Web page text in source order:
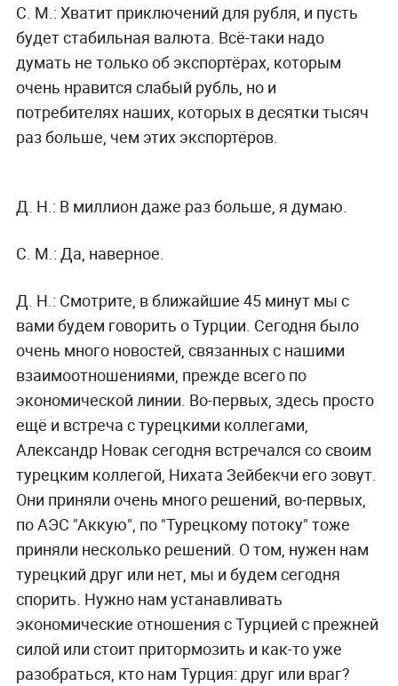
С. М.: Хватит приключений для рубля, и пусть
будет стабильная валюта. Всё-таки надо
думать не только об экспортёрах, которым
очень нравится слабый рубль, но и
потребителях наших, которых в десятки тысяч
раз больше, чем этих экспортёров.
Д. Н.: В миллион даже раз больше, я думаю.
С. М.: Да, наверное.
Д. Н.: Смотрите, в ближайшие 45 минут мы с
вами будем говорить о Турции. Сегодня было
очень много новостей, связанных с нашими
взаимоотношениями, прежде всего по
экономической линии. Во-первых, здесь просто
ещё и встреча с турецкими коллегами,
Александр Новак сегодня встречался со своим
турецким коллегой, Нихата Зейбекчи его зовут.
Они приняли очень много решений, во-первых,
по АЭС "Аккую", по "Турецкому потоку" тоже
приняли несколько решений. О том, нужен нам
турецкий друг или нет, мы и будем сегодня
спорить. Нужно нам устанавливать
экономические отношения с Турцией с прежней
силой или стоит притормозить и как-то уже
разобраться, кто нам Турция: друг или враг?